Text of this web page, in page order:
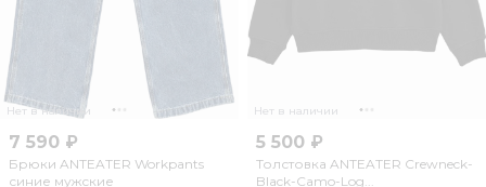
Нет в наличии
7 590 ₽
Брюки ANTEATER Workpants
синие мужские
Нет в наличии
5 500 ₽
Толстовка ANTEATER Crewneck-
Black-Camo-Log...